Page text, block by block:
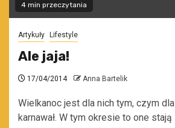
4 min przeczytania
Artykuły Lifestyle
Ale jaja!
17/04/2014 Anna Bartelik
Wielkanoc jest dla nich tym, czym
karnawał. W tym okresie to one